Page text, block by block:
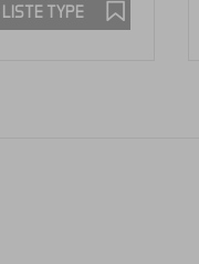
TYPE